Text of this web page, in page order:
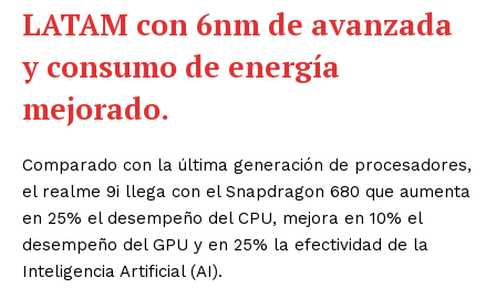
LATAM con 6nm de avanzada
y consumo de energía
mejorado.
Comparado con la última generación de procesadores,
el realme 9i llega con el Snapdragon 680 que aumenta
en 25% el desempeño del CPU, mejora en 10% el
desempeño del GPU y en 25% la efectividad de la
Inteligencia Artificial (AI).